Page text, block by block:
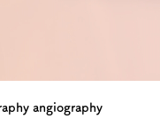
angiography